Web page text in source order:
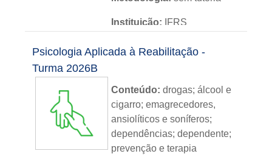
Instituição: IFRS
Nível: básico
Psicologia Aplicada à Reabilitação -
Turma 2026B
Conteúdo:drogas; álcool e
cigarro; emagrecedores,
ansiolíticos e soníferos;
dependências; dependente;
prevenção e terapia